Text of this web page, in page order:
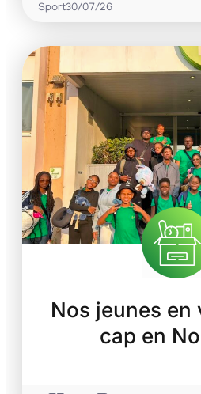
Sport30/07/26
Nos jeunes en
cap en